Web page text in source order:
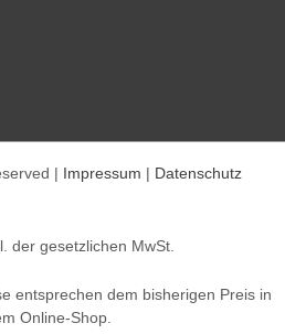
| Impressum | Datenschutz
der gesetzlichen MwSt.
entsprechen dem bisherigen Preis in
Online-Shop.